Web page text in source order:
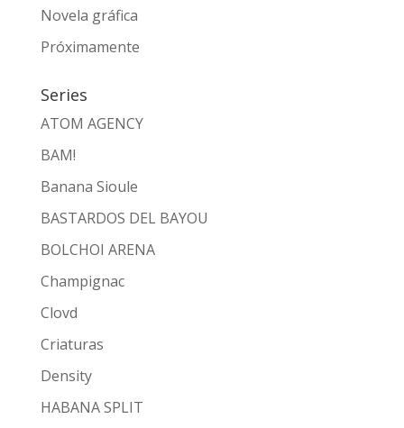
Novela gráfica
Próximamente
Series
ATOM AGENCY
BAM!
Banana Sioule
BASTARDOS DEL BAYOU
BOLCHOI ARENA
Champignac
Clovd
Criaturas
Density
HABANA SPLIT